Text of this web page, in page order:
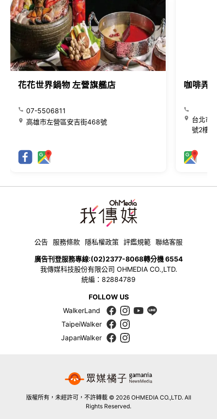
花花世界鍋物 左營旗艦店
07-5506811
高雄市左營區安吉街468號
咖啡弄
台北市
號2樓
公告 服務條款 隱私權政策 評鑑規範 聯絡客服
廣告刊登服務專線:(02)2377-8068轉分機 6554
我傳媒科技股份有限公司 OHMEDIA CO.,LTD.
統編：82884789
FOLLOW US
WalkerLand
TaipeiWalker
JapanWalker
版權所有，未經許可，不許轉載 © 2026 OHMEDIA CO.,LTD. All
Rights Reserved.